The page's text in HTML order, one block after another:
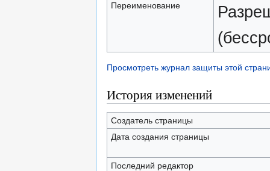
Переименование
Просмотреть журнал защиты этой
История изменений
Создатель страницы
Дата создания страницы
Последний редактор